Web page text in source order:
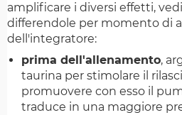
amplificare i diversi effetti,
differendole per momento di
dell'integratore:
prima dell'allenamento,
taurina per stimolare il
promuovere con esso il
traduce in una maggiore